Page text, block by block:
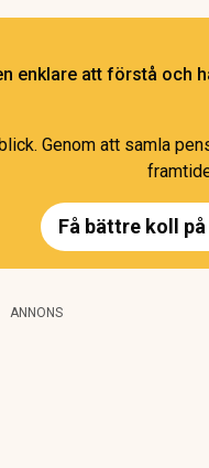
enklare att förstå och
Genom att samla
Få bättre koll
ANNONS